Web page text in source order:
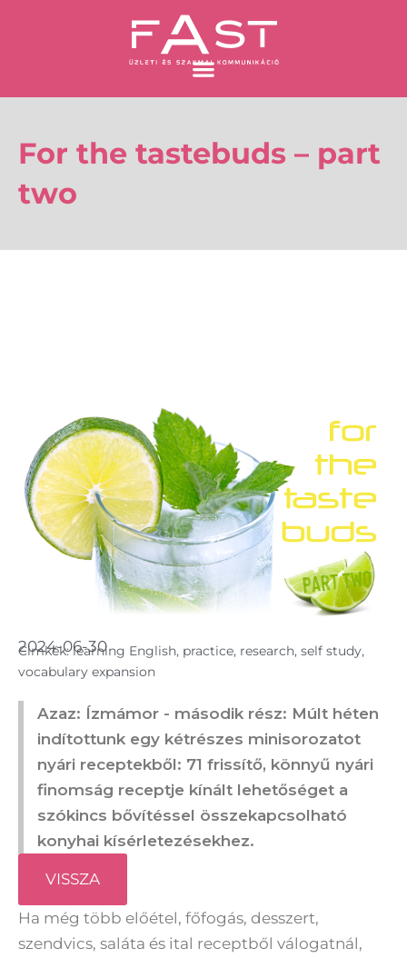
For the tastebuds – part
two
2024-06-30
Cimkék: learning English, practice, research, self study,
vocabulary expansion
Azaz: Ízmámor - második rész: Múlt héten
indítottunk egy kétrészes minisorozatot
nyári receptekből: 71 frissítő, könnyű nyári
finomság receptje kínált lehetőséget a
szókincs bővítéssel összekapcsolható
konyhai kísérletezésekhez.
VISSZA
Ha még több előétel, főfogás, desszert,
szendvics, saláta és ital receptből válogatnál,